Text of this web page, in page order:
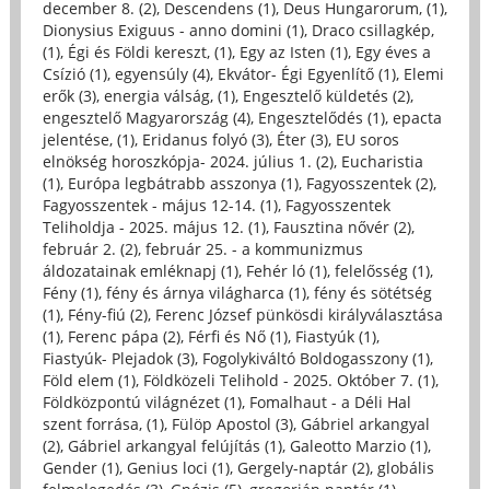
december 8. (2), Descendens (1), Deus Hungarorum, (1),
Dionysius Exiguus - anno domini (1), Draco csillagkép,
(1), Égi és Földi kereszt, (1), Egy az Isten (1), Egy éves a
Csízió (1), egyensúly (4), Ekvátor- Égi Egyenlítő (1), Elemi
erők (3), energia válság, (1), Engesztelő küldetés (2),
engesztelő Magyarország (4), Engesztelődés (1), epacta
jelentése, (1), Eridanus folyó (3), Éter (3), EU soros
elnökség horoszkópja- 2024. július 1. (2), Eucharistia
(1), Európa legbátrabb asszonya (1), Fagyosszentek (2),
Fagyosszentek - május 12-14. (1), Fagyosszentek
Teliholdja - 2025. május 12. (1), Fausztina nővér (2),
február 2. (2), február 25. - a kommunizmus
áldozatainak emléknapj (1), Fehér ló (1), felelősség (1),
Fény (1), fény és árnya világharca (1), fény és sötétség
(1), Fény-fiú (2), Ferenc József pünkösdi királyválasztása
(1), Ferenc pápa (2), Férfi és Nő (1), Fiastyúk (1),
Fiastyúk- Plejadok (3), Fogolykiváltó Boldogasszony (1),
Föld elem (1), Földközeli Telihold - 2025. Október 7. (1),
Földközpontú világnézet (1), Fomalhaut - a Déli Hal
szent forrása, (1), Fülöp Apostol (3), Gábriel arkangyal
(2), Gábriel arkangyal felújítás (1), Galeotto Marzio (1),
Gender (1), Genius loci (1), Gergely-naptár (2), globális